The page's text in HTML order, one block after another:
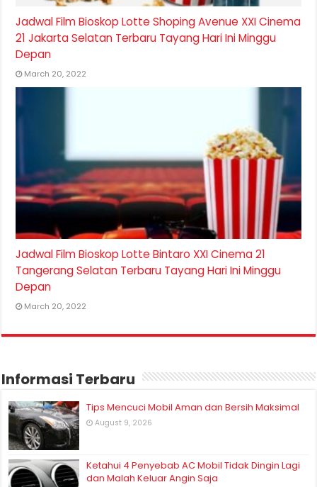
Jadwal Film Bioskop Lotte Shoping Avenue XXI Cinema
21 Jakarta Selatan Terbaru Tayang Hari Ini Minggu
Depan
March 20, 2022
Jadwal Film Bioskop Lotte Bintaro XXI Cinema 21
Tangerang Selatan Terbaru Tayang Hari Ini Minggu
Depan
March 20, 2022
Informasi Terbaru
Tips Mencuci Mobil Aman dan Bersih Maksimal
August 9, 2026
Ketahui 4 Penyebab AC Mobil Tidak Dingin Lagi
dan Malah Keluar Angin Saja